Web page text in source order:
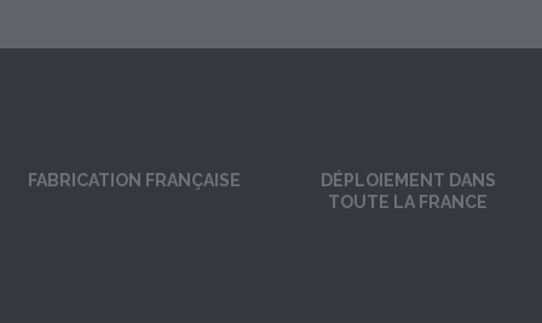
FABRICATION FRANÇAISE
DÉPLOIEMENT DANS
TOUTE LA FRANCE